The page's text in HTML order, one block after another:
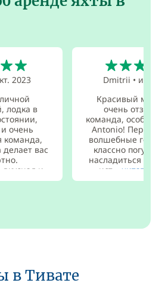
2023
лодка в
очень
команда,
делает вас
и...
Dmitrii • июн.
Красивый
очень
команда,
Antonio! Пераст
волшебные
классно
насладиться
ист... читать
в Тивате